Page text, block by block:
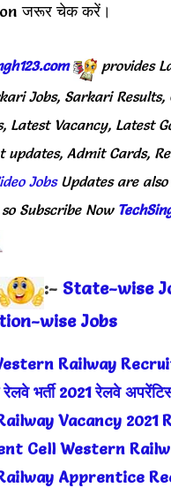
जरूर चेक करें।
provides
Jobs, Sarkari Results,
Latest Vacancy, Latest
updates, Admit Cards,
JobsUpdates are also
Subscribe Now
:- State-wise
wise Jobs
Railway
भर्ती 2021 रेलवे अपरेंटिस
Vacancy 2021
Cell Western
Apprentice